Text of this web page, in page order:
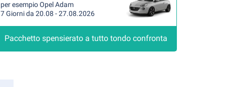
per esempio Opel Adam
7 Giorni da 20.08 - 27.08.2026
Pacchetto spensierato a tutto tondo confronta